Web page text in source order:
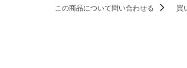
この商品について問い合わせる 買